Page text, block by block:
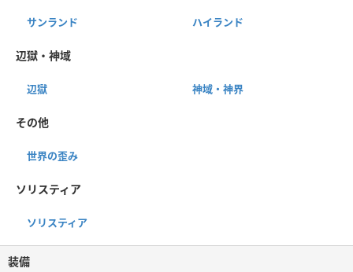
サンランド ハイランド
辺獄・神域
辺獄 神域・神界
その他
世界の歪み
ソリスティア
ソリスティア
装備